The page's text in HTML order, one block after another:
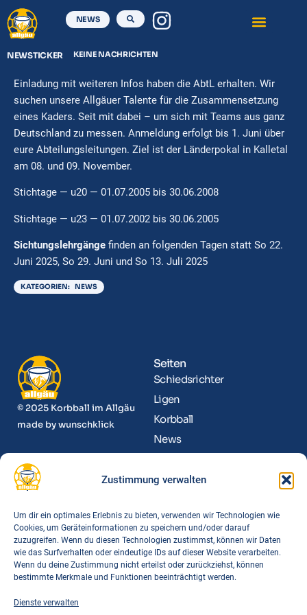
Zustimmung verwalten
Um dir ein optimales Erlebnis zu bieten, verwenden wir Technologien wie
Cookies, um Geräteinformationen zu speichern und/oder darauf
zuzugreifen. Wenn du diesen Technologien zustimmst, können wir Daten
wie das Surfverhalten oder eindeutige IDs auf dieser Website verarbeiten.
Wenn du deine Zustimmung nicht erteilst oder zurückziehst, können
bestimmte Merkmale und Funktionen beeinträchtigt werden.
Dienste verwalten
NEWS
NEWSTICKER KEINE NACHRICHTEN
Einladung mit weiteren Infos haben die AbtL erhalten. Wir
suchen unsere Allgäuer Talente für die Zusammensetzung
eines Kaders. Seit mit dabei – um sich mit Teams aus ganz
Deutschland zu messen. Anmeldung erfolgt bis 1. Juni über
eure Abteilungsleitungen. Ziel ist der Länderpokal in Kalletal
am 08. und 09. November.
Stichtage — u20 — 01.07.2005 bis 30.06.2008
Stichtage — u23 — 01.07.2002 bis 30.06.2005
Sichtungslehrgänge finden an folgenden Tagen statt So 22.
Juni 2025, So 29. Juni und So 13. Juli 2025
KATEGORIEN: NEWS
© 2025 Korbball im Allgäu
made bywunschklick
Seiten
Schiedsrichter
Ligen
Korbball
News
Funktionäre
Spielorte
Downloads
FAQs